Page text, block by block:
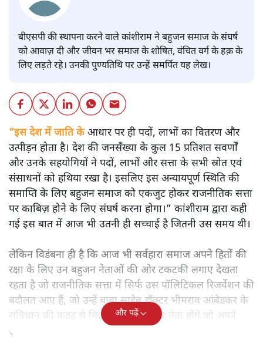
बीएसपी की स्थापना करने वाले कांशीराम ने बहुजन समाज के संघर्ष
को आवाज़ दी और जीवन भर समाज के शोषित, वंचित वर्ग के हक़ के
लिए लड़ते रहे। उनकी पुण्यतिथि पर उन्हें समर्पित यह लेख।
“इस देश में जाति केआधार पर ही पदों, लाभों का वितरण और
उत्पीड़न होता है। देश की जनसँख्या के कुल 15 प्रतिशत सवर्णों
और उनके सहयोगियों ने पदों, लाभों और सत्ता के सभी स्रोत एवं
संसाधनों को हथिया रखा है। इसलिए इस अन्यायपूर्ण स्थिति की
समाप्ति के लिए बहुजन समाज को एकजुट होकर राजनीतिक सत्ता
पर काबिज़ होने के लिए संघर्ष करना होगा।” कांशीराम द्वारा कही
गई इस बात में आज भी उतनी ही सच्चाई है जितनी उस समय थी।
लेकिन विडंबना ही है कि आज भी सर्वहारा समाज अपने हितों की
रक्षा के लिए उन बहुजन नेताओं की ओर टकटकी लगाए देखता
रहता है जो राजनीतिक सत्ता में सिर्फ उस पॉलिटिकल रिजर्वेशन की
बदौलत आए हैं, जो उन्हें बाबा साहेब डॉक्टर भीमराव आंबेडकर के
संविधान की वजह से मिला। ऐसे बहुत कम नेता होंगे जो अपने
समाज के मुद्दों को विधानसभाओं में और संसद में उठाते हैं।
और पढ़ें